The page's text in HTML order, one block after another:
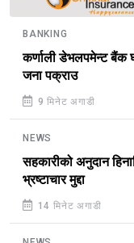
BANKING
कर्णाली डेभलपमेन्ट बैंक
जना पक्राउ
9 मिनेट अगाडी
NEWS
सहकारीको अनुदान
भ्रष्टाचार मुद्दा
14 मिनेट अगाडी